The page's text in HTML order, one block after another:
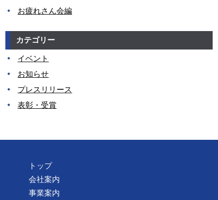
お疲れさん会編
カテゴリー
イベント
お知らせ
プレスリリース
表彰・受賞
トップ
会社案内
事業案内